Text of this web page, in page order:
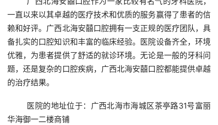
一直以来以其卓越的医疗技术和优质的服务赢得了患者的信
赖和好评。广西北海安囍口腔拥有一支正规的医疗团队，具
备扎实的口腔知识和丰富的临床经验。医院设备齐全，环境
优雅，为患者提供了舒适的就诊环境。无论是一般的牙科问
题，还是复杂的口腔疾病，广西北海安囍口腔都能提供卓越
的治疗结果。
华海御一二楼商铺